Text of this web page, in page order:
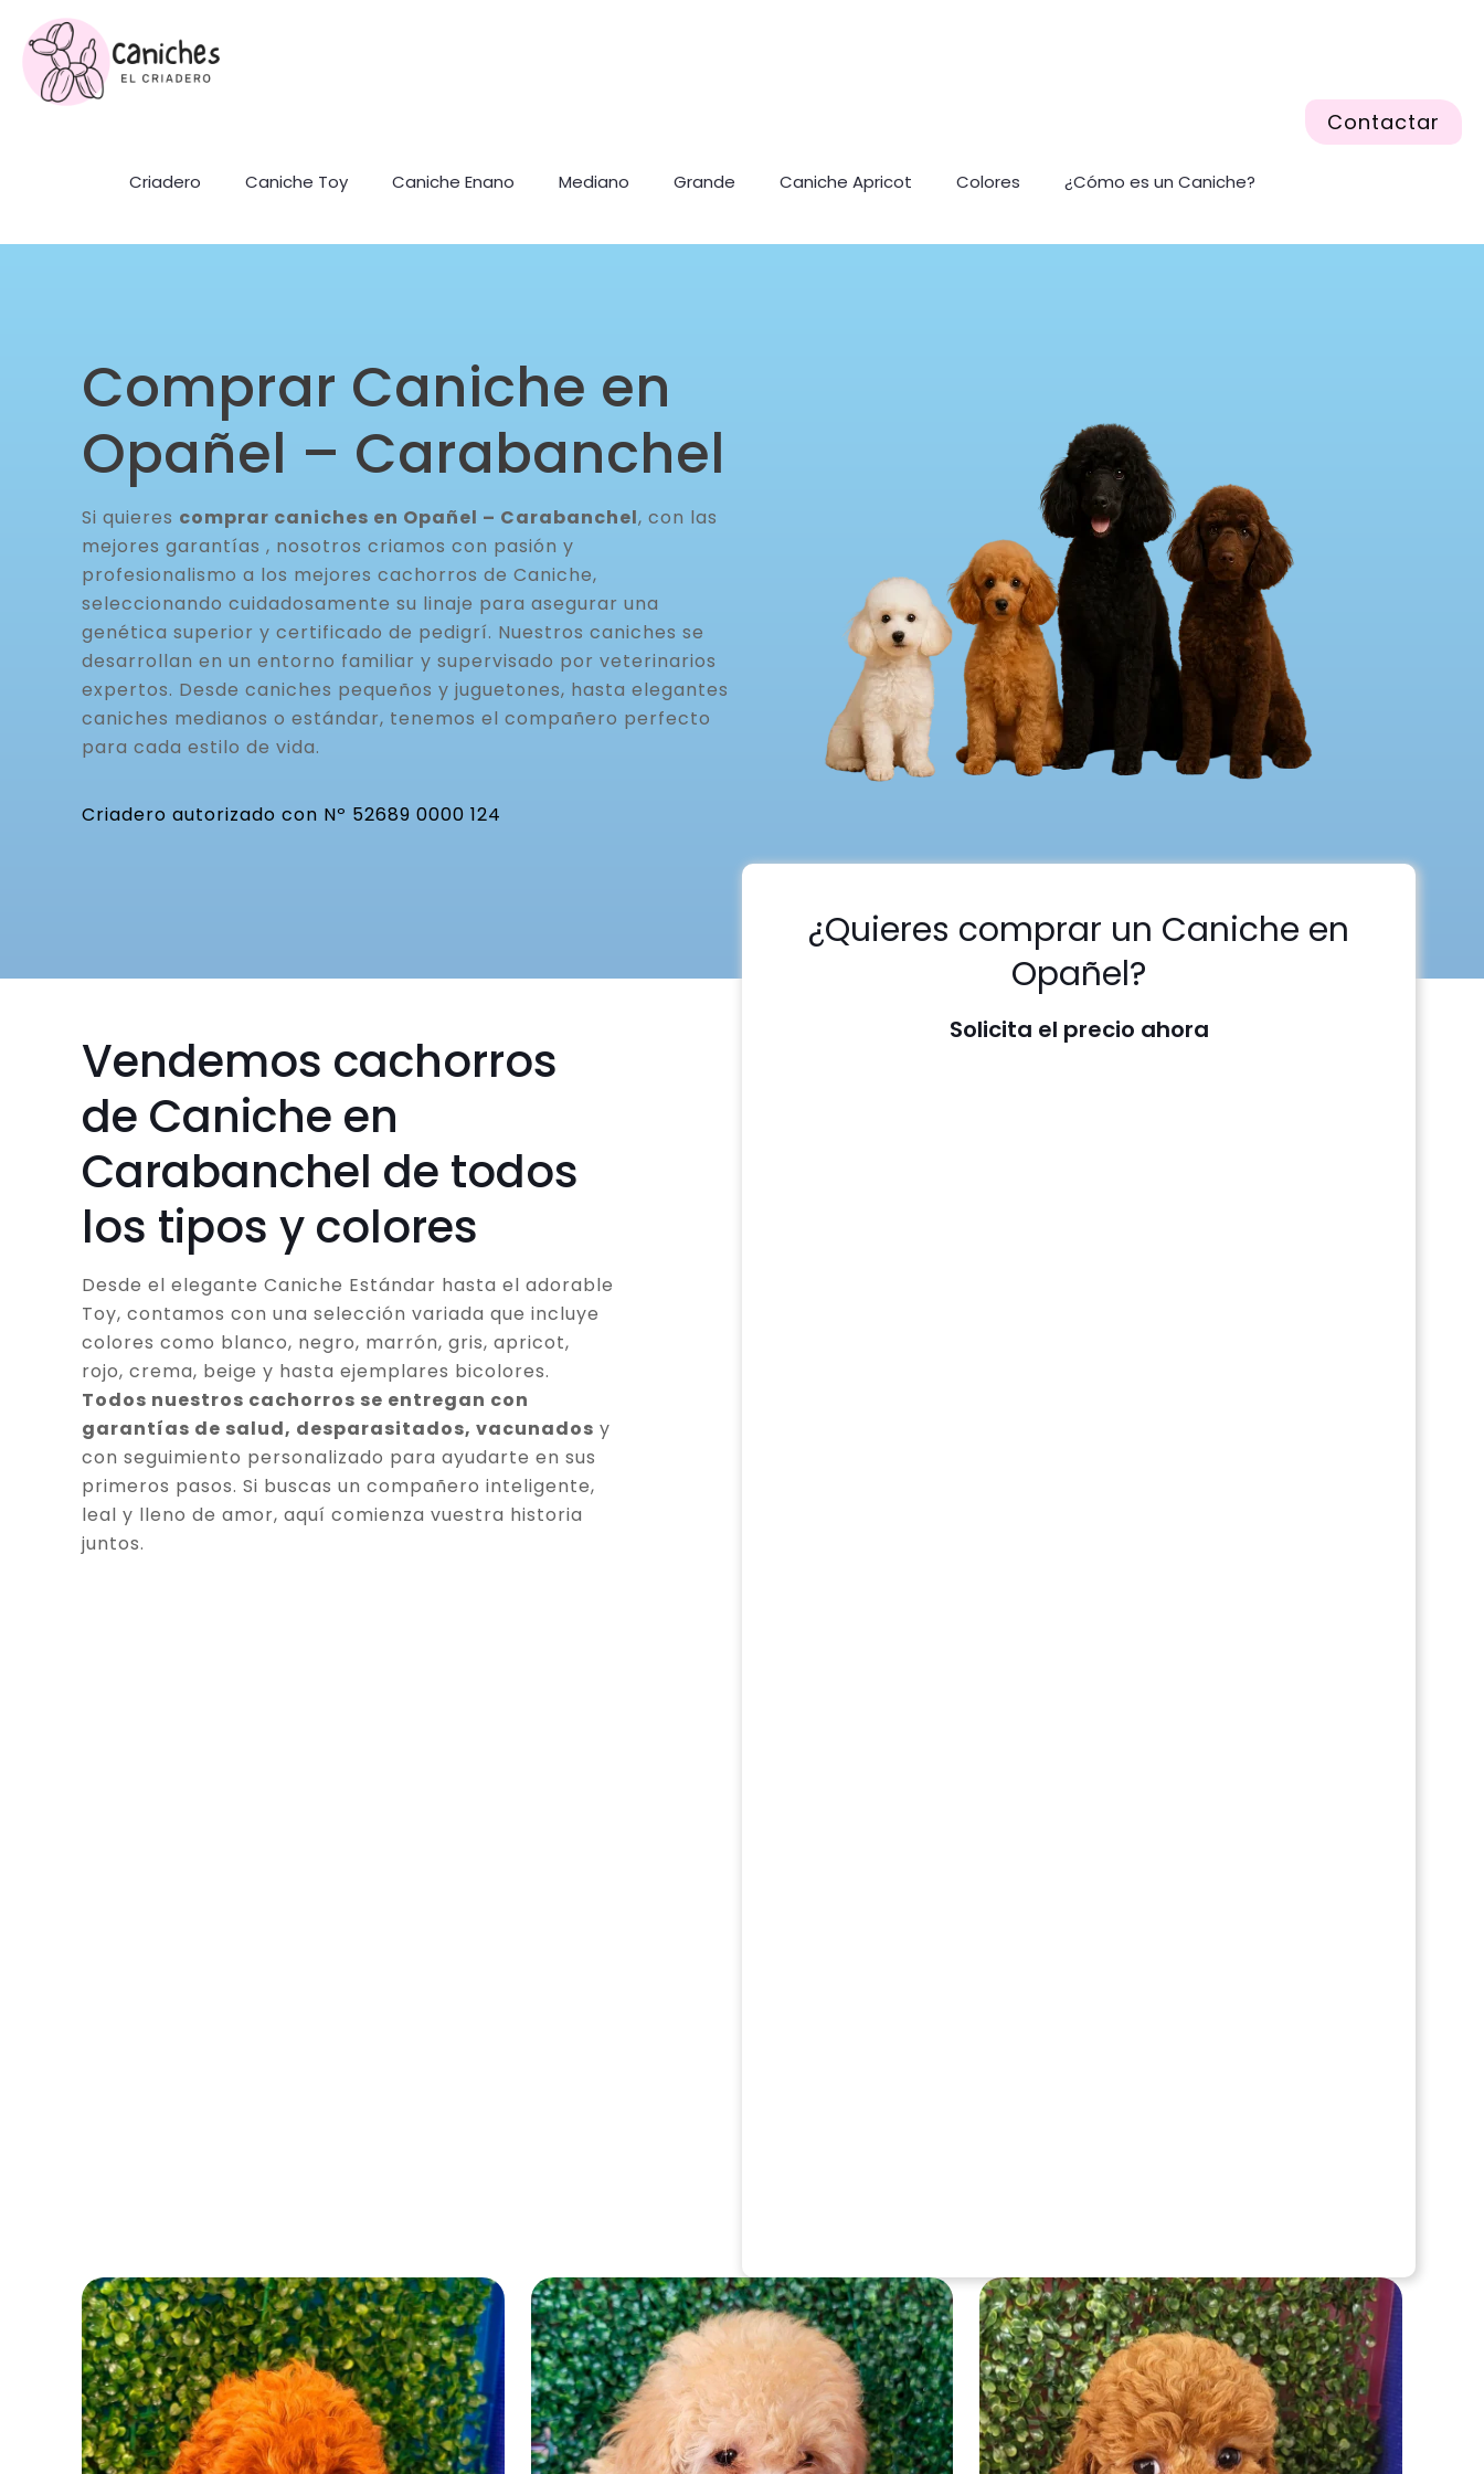
Criadero Caniche Toy Caniche Enano Mediano Grande Caniche Apricot Colores ¿Cómo es un Caniche?
Contactar
Comprar Caniche en
Opañel – Carabanchel
Si quieres comprar caniches en Opañel – Carabanchel, con las
mejores garantías , nosotros criamos con pasión y
profesionalismo a los mejores cachorros de Caniche,
seleccionando cuidadosamente su linaje para asegurar una
genética superior y certificado de pedigrí. Nuestros caniches se
desarrollan en un entorno familiar y supervisado por veterinarios
expertos. Desde caniches pequeños y juguetones, hasta elegantes
caniches medianos o estándar, tenemos el compañero perfecto
para cada estilo de vida.
Criadero autorizado con Nº 52689 0000 124
Vendemos cachorros
de Caniche en
Carabanchel de todos
los tipos y colores
Desde el elegante Caniche Estándar hasta el adorable
Toy, contamos con una selección variada que incluye
colores como blanco, negro, marrón, gris, apricot,
rojo, crema, beige y hasta ejemplares bicolores.
Todos nuestros cachorros se entregan con
garantías de salud, desparasitados, vacunados y
con seguimiento personalizado para ayudarte en sus
primeros pasos. Si buscas un compañero inteligente,
leal y lleno de amor, aquí comienza vuestra historia
juntos.
¿Quieres comprar un Caniche en
Opañel?
Solicita el precio ahora